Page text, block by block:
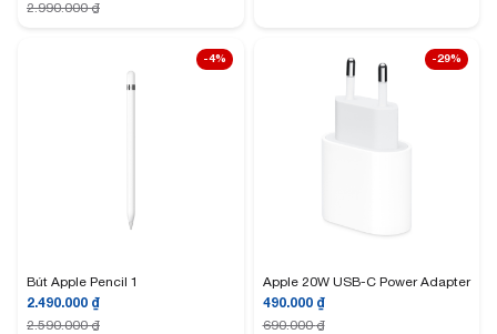
2.990.000₫
-4%
Bút Apple Pencil 1
2.490.000 ₫
2.590.000₫
-29%
Apple 20W USB-C Power Adapter
490.000 ₫
690.000₫